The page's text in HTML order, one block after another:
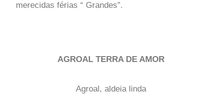
merecidas férias “ Grandes”.
AGROAL TERRA DE AMOR
Agroal, aldeia linda